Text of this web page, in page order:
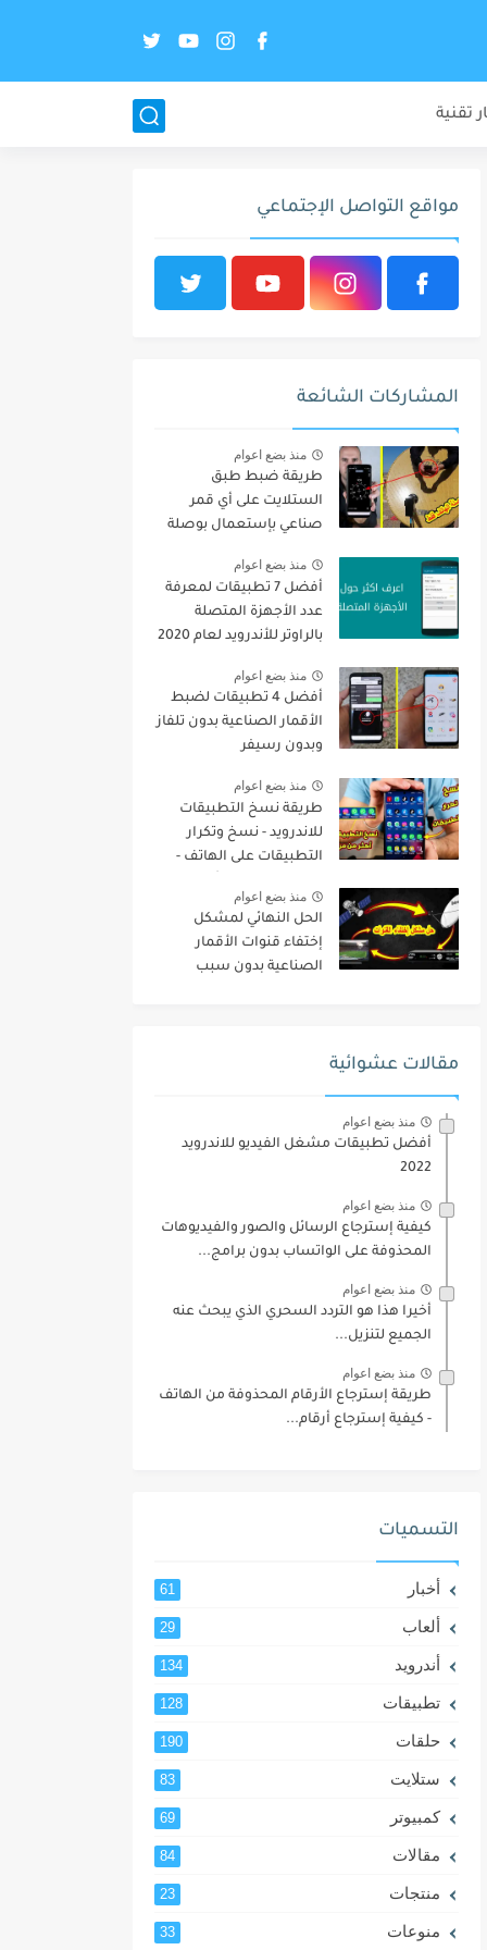
تقنية
مواقع التواصل الإجتماعي
المشاركات الشائعة
منذ بضع اعوام
طريقة ضبط طبق
الستلايت على أي قمر
صناعي بإستعمال بوصلة
القنوات
منذ بضع اعوام
أفضل 7 تطبيقات لمعرفة
عدد الأجهزة المتصلة
بالراوتر للأندرويد لعام 2020
منذ بضع اعوام
أفضل 4 تطبيقات لضبط
الأقمار الصناعية بدون تلفاز
وبدون رسيفر
منذ بضع اعوام
طريقة نسخ التطبيقات
للاندرويد - نسخ وتكرار
التطبيقات على الهاتف -
مرة
منذ بضع اعوام
الحل النهائي لمشكل
إختفاء قنوات الأقمار
الصناعية بدون سبب
مقالات عشوائية
منذ بضع اعوام
أفضل تطبيقات مشغل الفيديو للاندرويد
2022
منذ بضع اعوام
كيفية إسترجاع الرسائل والصور والفيديوهات
المحذوفة على الواتساب بدون برامج...
منذ بضع اعوام
أخيرا هذا هو التردد السحري الذي يبحث عنه
الجميع لتنزيل...
منذ بضع اعوام
طريقة إسترجاع الأرقام المحذوفة من الهاتف
- كيفية إسترجاع أرقام...
التسميات
أخبار 61
ألعاب 29
أندرويد 134
تطبيقات 128
حلقات 190
ستلايت 83
كمبيوتر 69
مقالات 84
منتجات 23
منوعات 33